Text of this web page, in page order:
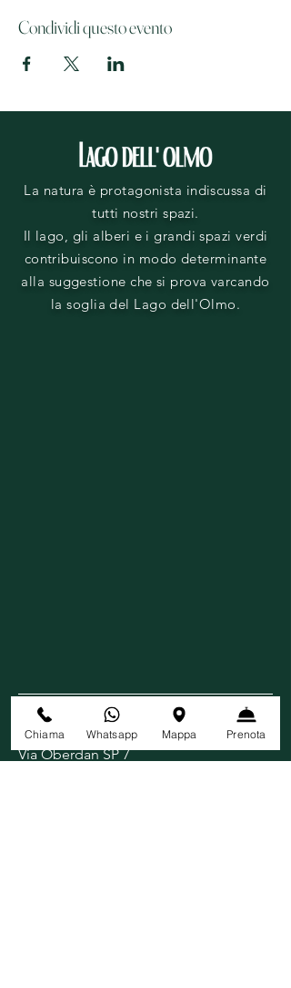
Condividi questo evento
La natura è protagonista indiscussa di
tutti nostri spazi.
Il lago, gli alberi e i grandi spazi verdi
contribuiscono in modo determinante
alla suggestione che si prova varcando
la soglia del Lago dell'Olmo.
CONTATTI
Via Oberdan SP7
Chiama Whatsapp Mappa Prenota